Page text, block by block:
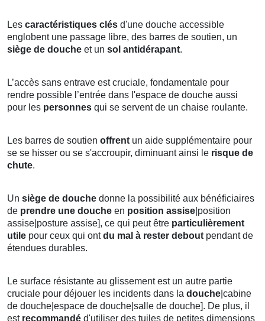
Les caractéristiques clés d'une douche accessible
englobent une passage libre, des barres de soutien, un
siège de douche et un sol antidérapant.
L’accès sans entrave est cruciale, fondamentale pour
rendre possible l’entrée dans l'espace de douche aussi
pour les personnes qui se servent de un chaise roulante.
Les barres de soutien offrent un aide supplémentaire pour
se se hisser ou se s'accroupir, diminuant ainsi le risque de
chute.
Un siège de douche donne la possibilité aux bénéficiaires
de prendre une douche en position assise |position
assise|posture assise], ce qui peut être particulièrement
utile pour ceux qui ontdu mal à rester debout pendant de
étendues durables.
Le surface résistante au glissement est un autre partie
cruciale pour déjouer les incidents dans la douche |cabine
de douche|espace de douche|salle de douche]. De plus, il
est recommandé d'utiliser des tuiles de petites dimensions